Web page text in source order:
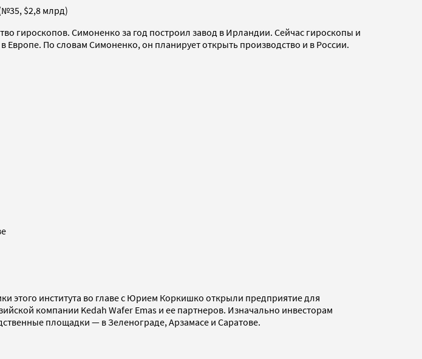
$2,8 млрд)
гироскопов. Симоненко за год построил завод в Ирландии. Сейчас гироскопы и
По словам Симоненко, он планирует открыть производство и в России.
этого института во главе с Юрием Коркишко открыли предприятие для
компании Kedah Wafer Emas и ее партнеров. Изначально инвесторам
площадки — в Зеленограде, Арзамасе и Саратове.